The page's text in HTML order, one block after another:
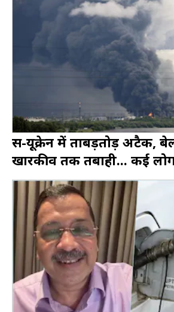
रूस-यूक्रेन में ताबड़तोड़ अटैक,
खारकीव तक तबाही... कई